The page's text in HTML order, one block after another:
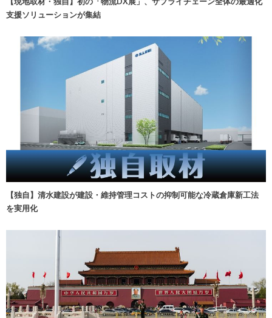
支援ソリューションが集結
【独自】清水建設が建設・維持管理コストの抑制可能な冷蔵倉庫新工法
を実用化